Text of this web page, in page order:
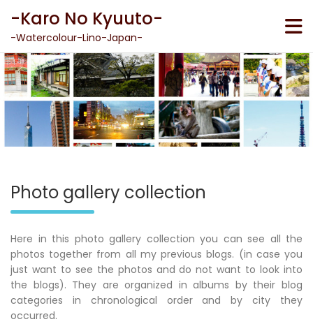
content
-Karo No Kyuuto-
-Watercolour-Lino-Japan-
Photo gallery collection
Here in this photo gallery collection you can see all the
photos together from all my previous blogs. (in case you
just want to see the photos and do not want to look into
the blogs). They are organized in albums by their blog
categories in chronological order and by city they
occurred.